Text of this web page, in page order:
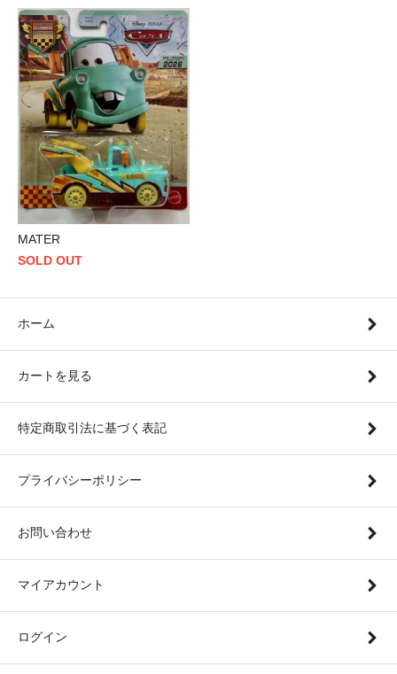
MATER
SOLD OUT
ホーム
カートを見る
特定商取引法に基づく表記
プライバシーポリシー
お問い合わせ
マイアカウント
ログイン